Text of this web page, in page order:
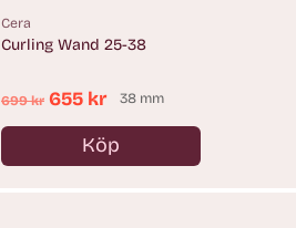
Cera
Curling Wand 25-38
Ordinarie
pris
699 kr 655 kr 38 mm
Köp
Antal